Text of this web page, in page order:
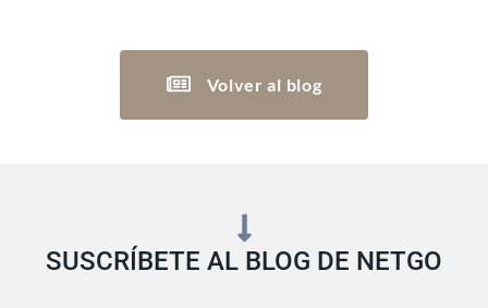
Volver al blog
SUSCRÍBETE AL BLOG DE NETGO